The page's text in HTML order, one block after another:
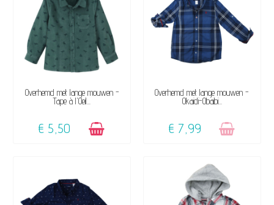
BESCHIKBAAR
Overhemd met lange mouwen -
Tape à l'Oeil...
€ 5,50
NIET OP VOORRAAD
Overhemd met lange mouwen -
Okaidi-Obaibi...
€ 7,99